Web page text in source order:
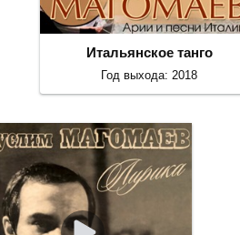
Итальянское танго
Год выхода: 2018